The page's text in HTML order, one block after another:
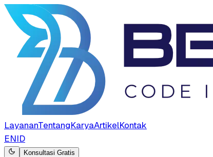
LayananTentangKaryaArtikelKontak
ENID
Konsultasi Gratis